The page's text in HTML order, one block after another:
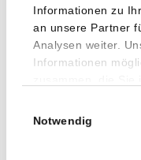
Informationen zu
an unsere Partner
Analysen weiter.
Informationen
gesammelt haben.
Notwendig
Staudigl-Druck
München 07.04.2026